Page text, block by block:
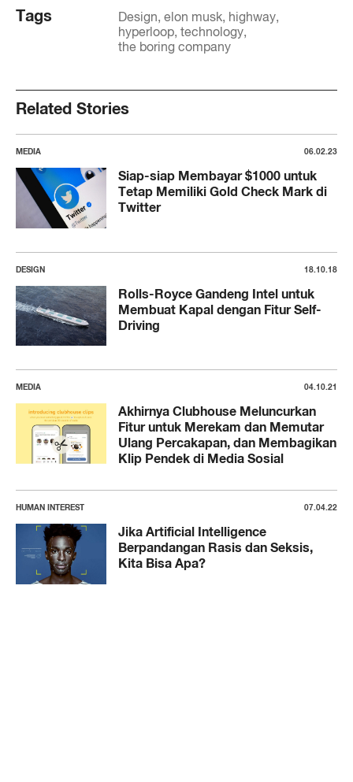
Tags Design elon musk highway
hyperloop technology
the boring company
Related Stories
MEDIA 06.02.23
Siap-siap Membayar $1000 untuk
Tetap Memiliki Gold Check Mark di
Twitter
DESIGN 18.10.18
Rolls-Royce Gandeng Intel untuk
Membuat Kapal dengan Fitur Self-
Driving
MEDIA 04.10.21
Akhirnya Clubhouse Meluncurkan
Fitur untuk Merekam dan Memutar
Ulang Percakapan, dan Membagikan
Klip Pendek di Media Sosial
HUMAN INTEREST 07.04.22
Jika Artificial Intelligence
Berpandangan Rasis dan Seksis,
Kita Bisa Apa?